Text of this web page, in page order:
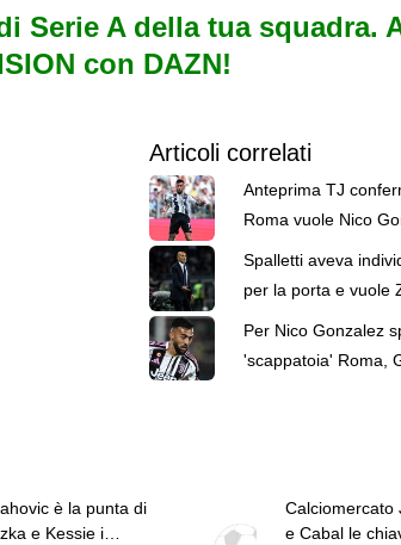
Serie A della tua squadra.
con DAZN!
Articoli correlati
Anteprima TJ
Roma vuole Nico
la Juventus guarda
Spalletti aveva
per la porta e vuole
Per Nico Gonzalez
'scappatoia' Roma,
è la punta di
e Kessie i
Calciomercato
e Cabal le